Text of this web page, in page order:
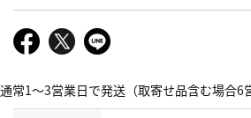
通常1～3営業日で発送（取寄せ品含む場合6